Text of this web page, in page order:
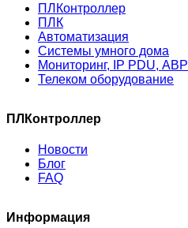
ПЛКонтроллер
ПЛК
Автоматизация
Системы умного дома
Мониторинг, IP PDU, АВР
Телеком оборудование
ПЛКонтроллер
Новости
Блог
FAQ
Информация